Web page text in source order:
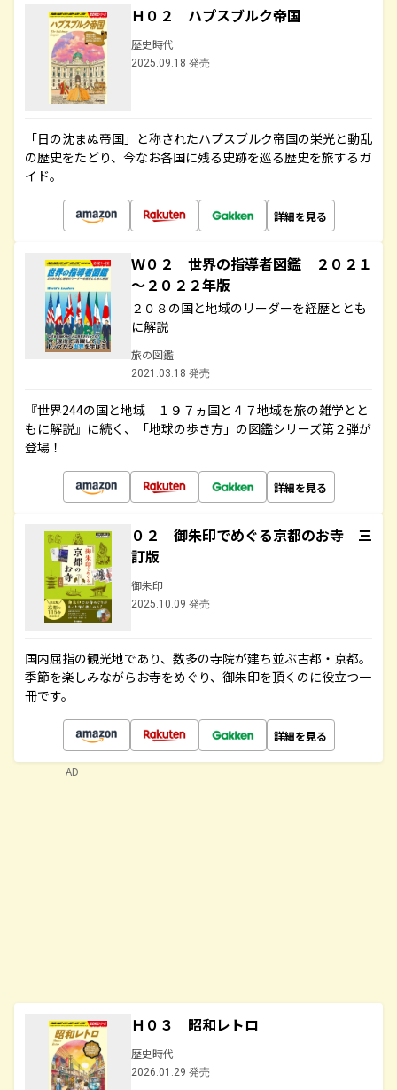
Ｈ０２ ハプスブルク帝国
歴史時代
2025.09.18 発売
「日の沈まぬ帝国」と称されたハプスブルク帝国の栄光と動乱
の歴史をたどり、今なお各国に残る史跡を巡る歴史を旅するガ
イド。
詳細を見る
Ｗ０２ 世界の指導者図鑑 ２０２１
～２０２２年版
２０８の国と地域のリーダーを経歴ととも
に解説
旅の図鑑
2021.03.18 発売
『世界244の国と地域 １９７ヵ国と４７地域を旅の雑学とと
もに解説』に続く、「地球の歩き方」の図鑑シリーズ第２弾が
登場！
詳細を見る
０２ 御朱印でめぐる京都のお寺 三
訂版
御朱印
2025.10.09 発売
国内屈指の観光地であり、数多の寺院が建ち並ぶ古都・京都。
季節を楽しみながらお寺をめぐり、御朱印を頂くのに役立つ一
冊です。
詳細を見る
Ｈ０３ 昭和レトロ
歴史時代
2026.01.29 発売
AD